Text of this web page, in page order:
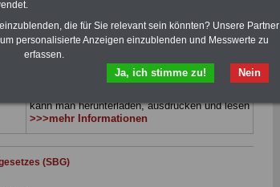
Saarlandesgeeignet: Themen der ücher sind:
Beamtenrecht, Besoldung, Beihilferecht, Rund
ums Geld im öffentlichen Dienst,
Beamtenversorgungsrecht,
Nebentätigkeitsrecht, Frauen im öff. Dienst.
kann man herunterladen, ausdrucken und lesen
>>>mehr Informationen
(SBG)
die für Sie relevant sein könnten? Unsere Partner
personalisierte Anzeigen einzublenden und Messwerte zu
erfassen.
Nein
Ja, ich stimme zu!